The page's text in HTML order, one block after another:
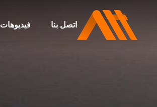
فيديوهات اتصل بنا